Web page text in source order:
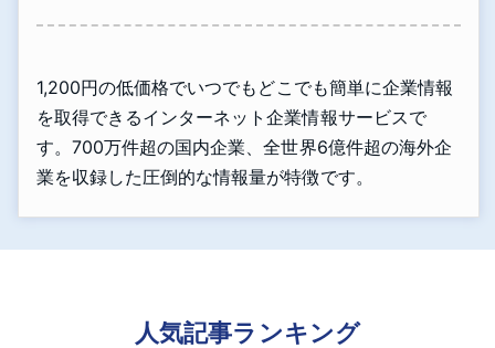
1,200円の低価格でいつでもどこでも簡単に企業情報
を取得できるインターネット企業情報サービスで
す。700万件超の国内企業、全世界6億件超の海外企
業を収録した圧倒的な情報量が特徴です。
人気記事ランキング